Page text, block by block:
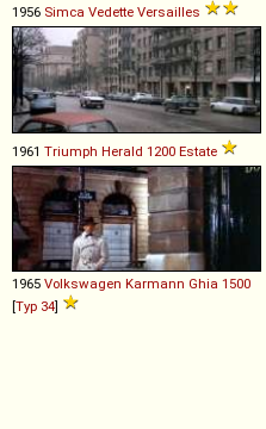
1956 Simca Vedette Versailles
1961 Triumph Herald 1200 Estate
1965 Volkswagen Karmann Ghia 1500
[Typ 34]